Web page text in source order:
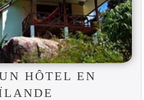
HÔTEL EN